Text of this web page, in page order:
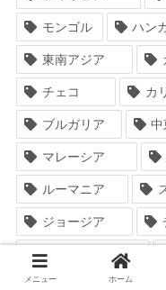
モンゴル ハン
東南アジア
チェコ カ
ブルガリア 中
マレーシア
ルーマニア
ジョージア
ボランティア
アゼルバイジャン
メニュー ホーム